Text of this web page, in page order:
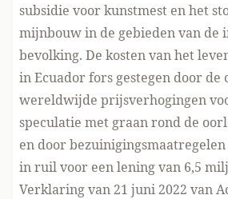
subsidie voor kunstmest en het
mijnbouw in de gebieden van de
bevolking. De kosten van het
in Ecuador fors gestegen door de
wereldwijde prijsverhogingen
speculatie met graanrond de
en door
in ruil voor een lening van 6,5
Verklaring van 21 juni 2022 van